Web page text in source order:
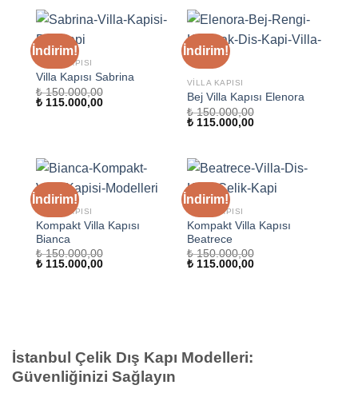
İndirim!
VILLA KAPISI
Villa Kapısı Sabrina
₺150.000,00
Orijinal
₺115.000,00Şu
İndirim!
VILLA KAPISI
Bej Villa Kapısı Elenora
₺150.000,00
Orijinal
₺115.000,00Şu
İndirim!
VILLA KAPISI
Kompakt Villa Kapısı
Bianca
₺150.000,00
Orijinal
₺115.000,00Şu
İndirim!
VILLA KAPISI
Kompakt Villa Kapısı
Beatrece
₺150.000,00
Orijinal
₺115.000,00Şu
İstanbul Çelik Dış Kapı Modelleri:
Güvenliğinizi Sağlayın